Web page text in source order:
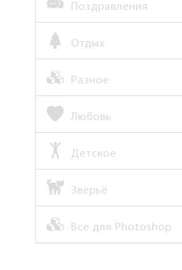
Поздравления
Отдых
Разное
Любовь
Детское
Зверьё
Все для Photoshop